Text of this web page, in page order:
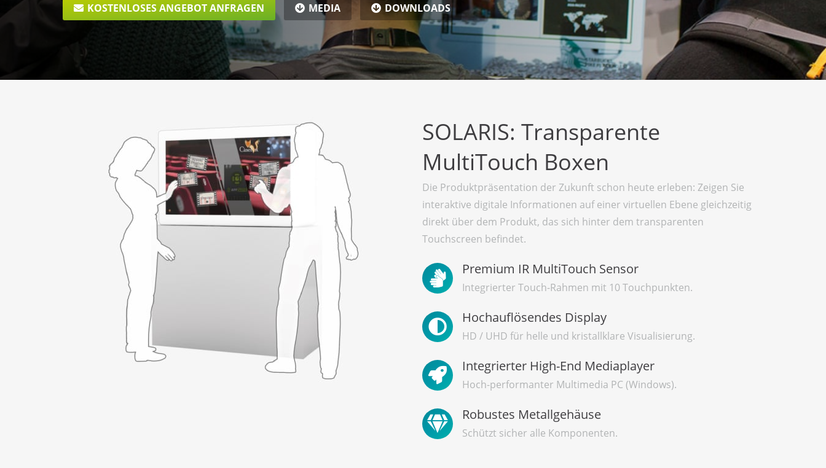
KOSTENLOSES ANGEBOT ANFRAGEN MEDIA DOWNLOADS
SOLARIS: Transparente
MultiTouch Boxen
Die Produktpräsentation der Zukunft schon heute erleben: Zeigen Sie
interaktive digitale Informationen auf einer virtuellen Ebene gleichzeitig
direkt über dem Produkt, das sich hinter dem transparenten
Touchscreen befindet.
Premium IR MultiTouch Sensor
Integrierter Touch-Rahmen mit 10 Touchpunkten.
Hochauflösendes Display
HD / UHD für helle und kristallklare Visualisierung.
Integrierter High-End Mediaplayer
Hoch-performanter Multimedia PC (Windows).
Robustes Metallgehäuse
Schützt sicher alle Komponenten.